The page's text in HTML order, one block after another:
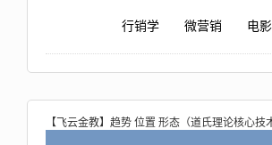
行销学 微营销 电
【飞云金教】趋势 位置 形态（道氏理论核心技